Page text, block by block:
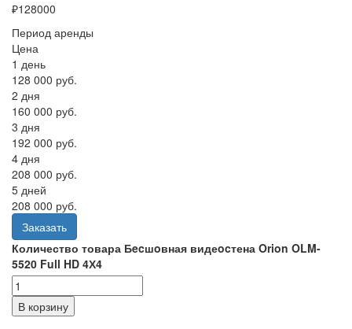
₽128000
Период аренды
Цена
1 день
128 000 руб.
2 дня
160 000 руб.
3 дня
192 000 руб.
4 дня
208 000 руб.
5 дней
208 000 руб.
Заказать
Количество товара Бecшoвная видеocтена Orion OLM-
5520 Full HD 4Х4
В корзину